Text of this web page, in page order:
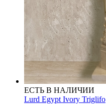
ЕСТЬ В НАЛИЧИИ
Lurd Egypt Ivory Triglifo